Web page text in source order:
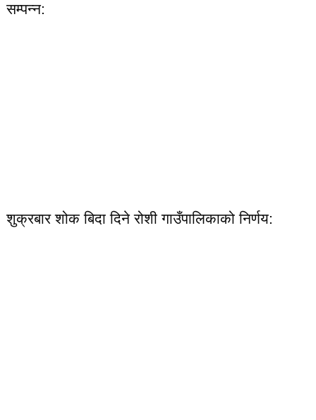
सम्पन्न:
शुक्रबार शोक बिदा दिने रोशी गाउँपालिकाको निर्णय: